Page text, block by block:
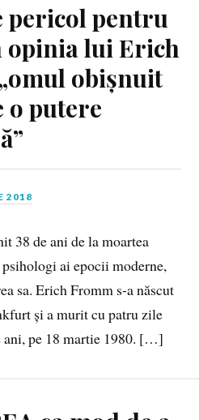
pericol pentru
opinia lui Erich
obișnuit
o putere
2018
38 de ani de la moartea
ai epocii moderne,
sa. Erich Fromm s-a născut
și a murit cu patru zile
pe 18 martie 1980. […]